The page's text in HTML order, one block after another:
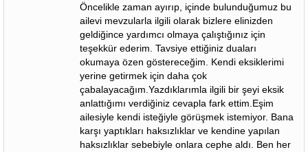
Öncelikle zaman ayırıp, içinde bulunduğumuz bu
ailevi mevzularla ilgili olarak bizlere elinizden
geldiğince yardımcı olmaya çalıştığınız için
teşekkür ederim. Tavsiye ettiğiniz duaları
okumaya özen göstereceğim. Kendi eksiklerimi
yerine getirmek için daha çok
çabalayacağım.Yazdıklarımla ilgili bir şeyi eksik
anlattığımı verdiğiniz cevapla fark ettim.Eşim
ailesiyle kendi isteğiyle görüşmek istemiyor. Bana
karşı yaptıkları haksızlıklar ve kendine yapılan
haksızlıklar sebebiyle onlara cephe aldı. Ben her